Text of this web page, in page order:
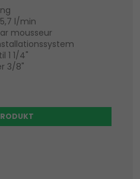
l/min
mousseur
1 1/4"
3/8"